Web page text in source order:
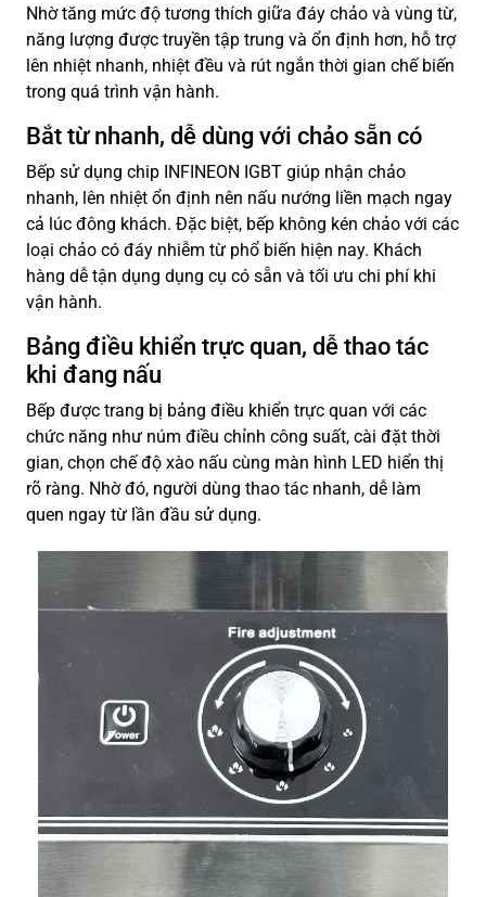
Nhờ tăng mức độ tương thích giữa đáy chảo và vùng từ,
năng lượng được truyền tập trung và ổn định hơn, hỗ trợ
lên nhiệt nhanh, nhiệt đều và rút ngắn thời gian chế biến
trong quá trình vận hành.
Bắt từ nhanh, dễ dùng với chảo sẵn có
Bếp sử dụng chip INFINEON IGBT giúp nhận chảo
nhanh, lên nhiệt ổn định nên nấu nướng liền mạch ngay
cả lúc đông khách. Đặc biệt, bếp không kén chảo với các
loại chảo có đáy nhiễm từ phổ biến hiện nay. Khách
hàng dễ tận dụng dụng cụ có sẵn và tối ưu chi phí khi
vận hành.
Bảng điều khiển trực quan, dễ thao tác
khi đang nấu
Bếp được trang bị bảng điều khiển trực quan với các
chức năng như núm điều chỉnh công suất, cài đặt thời
gian, chọn chế độ xào nấu cùng màn hình LED hiển thị
rõ ràng. Nhờ đó, người dùng thao tác nhanh, dễ làm
quen ngay từ lần đầu sử dụng.